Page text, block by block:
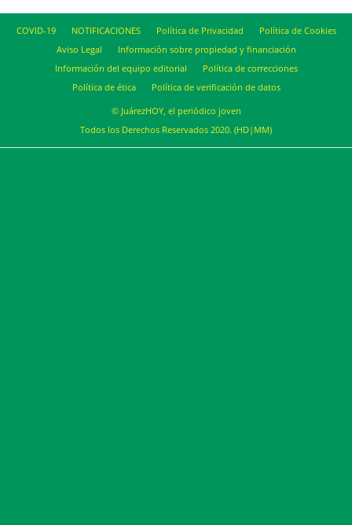
COVID-19 NOTIFICACIONES Política de Privacidad
Política de Cookies
Aviso Legal
Información sobre propiedad y financiación
Información del equipo editorial
Política de correcciones
Política de ética
Política de verificación de datos
© JuárezHOY, el periódico joven
Todos los Derechos Reservados 2020. (HD|MM)